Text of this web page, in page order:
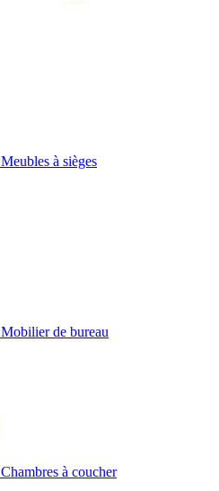
Meubles à sièges
Mobilier de bureau
Chambres à coucher